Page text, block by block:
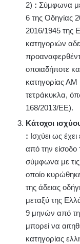
2) : Σύμφωνα
6 της Οδηγίας
2016/1945 της
κατηγοριών
οποιαδήποτε
κατηγορίας ΑΜ
τετράκυκλα,
168/2013/ΕΕ).
Κάτοχοι
: Ισχύει ως
από την είσοδο
σύμφωνα με τις
οποίο
της άδειας
μεταξύ της
9 μηνών από
μπορεί να
κατηγορίας